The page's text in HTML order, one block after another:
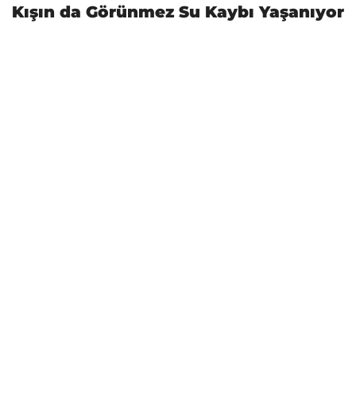
Kışın da Görünmez Su Kaybı Yaşanıyor